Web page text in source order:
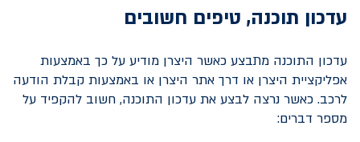
עדכון תוכנה, טיפים חשובים
עדכון התוכנה מתבצע כאשר היצרן מודיע על כך באמצעות
אפליקציית היצרן או דרך אתר היצרן או באמצעות קבלת הודעה
לרכב. כאשר נרצה לבצע את עדכון התוכנה, חשוב להקפיד על
מספר דברים: